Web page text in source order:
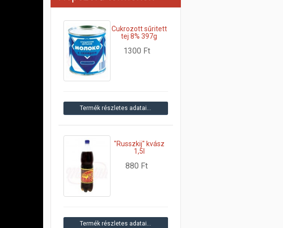
Cukrozott sűritett
tej 8% 397g
1300 Ft
Termék részletes adatai…
"Russzkij" kvász
1,5l
880 Ft
Termék részletes adatai…